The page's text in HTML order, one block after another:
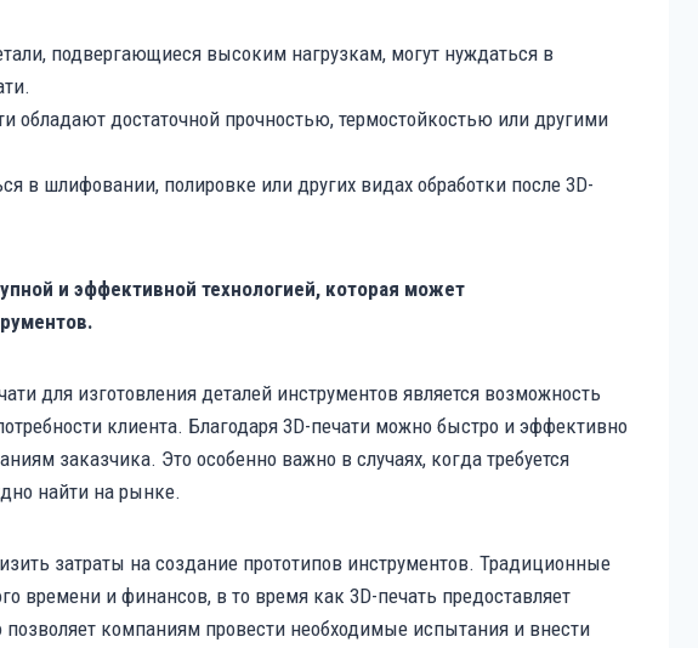
подвергающиеся высоким нагрузкам, могут нуждаться в
обладают достаточной прочностью, термостойкостью или другими
в шлифовании, полировке или других видах обработки после 3D-
и эффективной технологией, которая может
для изготовления деталей инструментов является возможность
клиента. Благодаря 3D-печати можно быстро и эффективно
заказчика. Это особенно важно в случаях, когда требуется
найти на рынке.
затраты на создание прототипов инструментов. Традиционные
времени и финансов, в то время как 3D-печать предоставляет
компаниям провести необходимые испытания и внести